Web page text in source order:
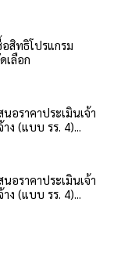
สิทธิโปรแกรม
เลือก
อราคาประเมินเจ้า
ง (แบบ รร. 4)...
อราคาประเมินเจ้า
ง (แบบ รร. 4)...